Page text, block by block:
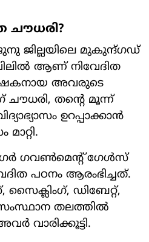
ചൗധരി?
ജില്ലയിലെ മുകുന്ദ്ഗഡ്
ആണ് നിവേദിത
അവരുടെ
ചൗധരി, തന്റെ മൂന്ന്
ഉറപ്പാക്കാൻ
ഗവൺമെന്റ് ഗേൾസ്
പഠനം ആരംഭിച്ചത്.
ഡിബേറ്റ്,
തലത്തിൽ
വാരിക്കൂട്ടി.